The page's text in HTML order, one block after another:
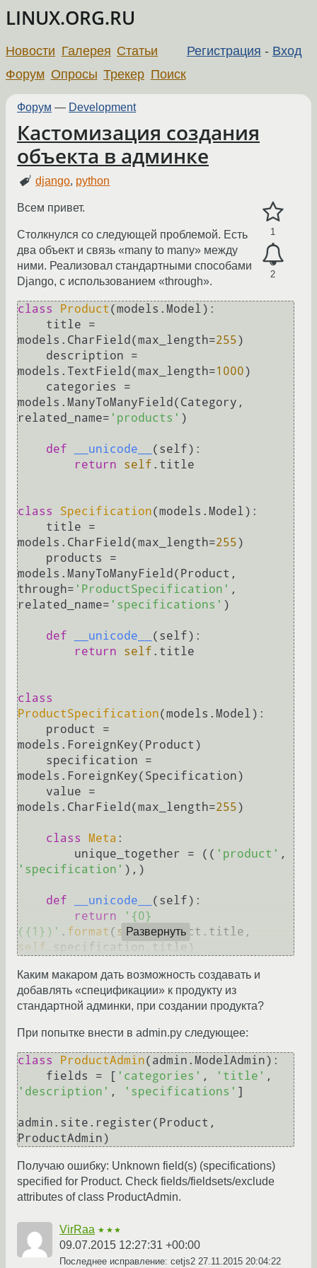
LINUX.ORG.RU
Регистрация - Вход
Новости Галерея Статьи
Форум Опросы Трекер Поиск
Форум — Development
Кастомизация создания
объекта в админке
django, python
1
2
Всем привет.
Столкнулся со следующей проблемой. Есть
два объект и связь «many to many» между
ними. Реализовал стандартными способами
Django, с использованием «through».
class Product (models.Model):
models.CharField(max_length=255)
models.TextField(max_length=1000)
models.ManyToManyField(Category,
related_name= 'products' )
def __unicode__ ( self):
return
self .title
class Specification(models.Model):
models.CharField(max_length=255)
models.ManyToManyField(Product,
through= 'ProductSpecification' ,
related_name= 'specifications' )
def __unicode__ ( self):
return
self .title
class
ProductSpecification(models.Model):
models.ForeignKey(Product)
models.ForeignKey(Specification)
models.CharField(max_length=255)
class Meta :
        unique_together = ((
'product'
'specification' ),)
def __unicode__ ( self):
return
'{0}
({1})' . format ( self
self
.specification.title)
Развернуть
Каким макаром дать возможность создавать и
добавлять «спецификации» к продукту из
стандартной админки, при создании продукта?
При попытке внести в admin.py следующее:
class ProductAdmin(admin.ModelAdmin):
    fields = [
'categories' , 'title'
'description' , 'specifications' ]
admin.site.register(Product,
ProductAdmin)
Получаю ошибку: Unknown field(s) (specifications)
specified for Product. Check fields/fieldsets/exclude
attributes of class ProductAdmin.
VirRaa ★★★
09.07.2015 12:27:31 +00:00
Последнее исправление: cetjs2 27.11.2015 20:04:22